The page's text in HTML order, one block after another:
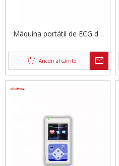
Máquina portátil de ECG de
Añadir al carrito